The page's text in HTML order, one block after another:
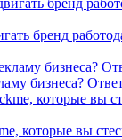
бренд
бизнеса?
которые вы